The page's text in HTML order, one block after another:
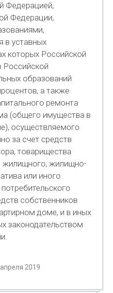
Федерацией,
Федерации,
в уставных
которых Российской
Российской
образований
а также
ремонта
(общего имущества в
осуществляемого
за счет средств
товарищества
жилищного, жилищно-
или иного
собственников
доме, и в иных
законодательством
2019